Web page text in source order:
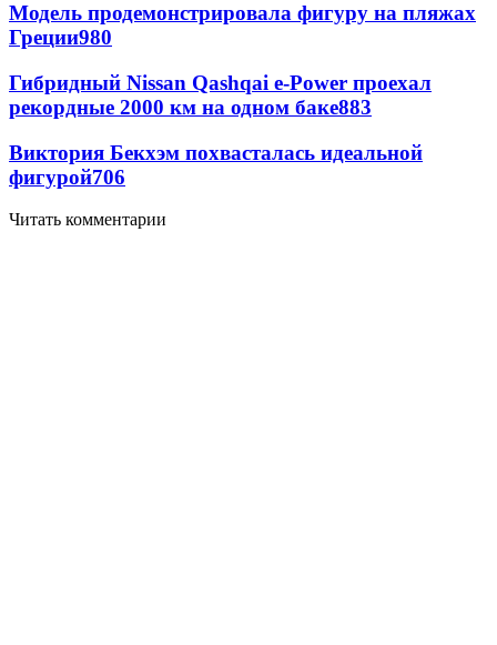
Модель продемонстрировала фигуру на пляжах
Греции980
Гибридный Nissan Qashqai e-Power проехал
рекордные 2000 км на одном баке883
Виктория Бекхэм похвасталась идеальной
фигурой706
Читать комментарии